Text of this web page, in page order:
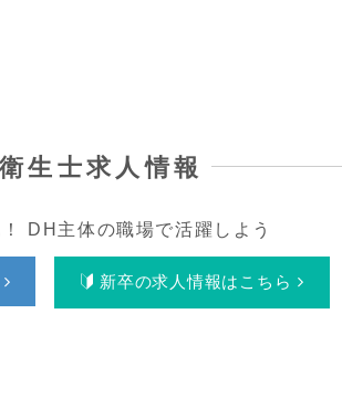
生士求人情報
DH主体の職場で活躍しよう
新卒の求人情報はこちら